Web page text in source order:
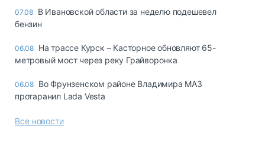
07.08 В Ивановской области за неделю подешевел
бензин
06.08 На трассе Курск – Касторное обновляют 65-
метровый мост через реку Грайворонка
06.08 Во Фрунзенском районе Владимира МАЗ
протаранил Lada Vesta
Все новости